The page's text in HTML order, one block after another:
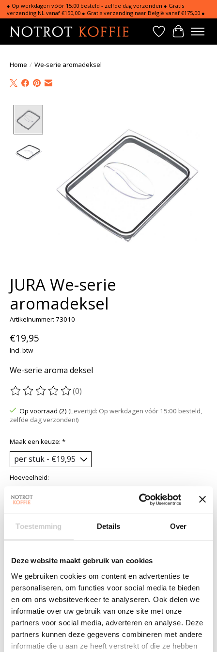
Toestemming Details Over
Deze website maakt gebruik van cookies
We gebruiken cookies om content en advertenties te
personaliseren, om functies voor social media te bieden
en om ons websiteverkeer te analyseren. Ook delen we
informatie over uw gebruik van onze site met onze
partners voor social media, adverteren en analyse. Deze
partners kunnen deze gegevens combineren met andere
informatie die u aan ze heeft verstrekt of die ze hebben
● Op werkdagen vóór 15:00 besteld - zelfde dag verzonden ● Gratis
verzending NL vanaf €150,00 ● Gratis verzending naar België vanaf €175,00 ●
Verlanglijst
Home / We-serie aromadeksel
JURA We-serie
aromadeksel
Artikelnummer: 73010
€19,95
Incl. btw
We-serie aroma deksel
De beoordeling van dit product is
(0)
Op voorraad (2) (Levertijd: Op werkdagen vóór 15:00 besteld,
zelfde dag verzonden!)
Maak een keuze: *
Hoeveelheid:
Aan verlanglijst toevoegen
Plaats bestelling
Toevoegen om te vergelijken
Beschrijving Reviews (0)